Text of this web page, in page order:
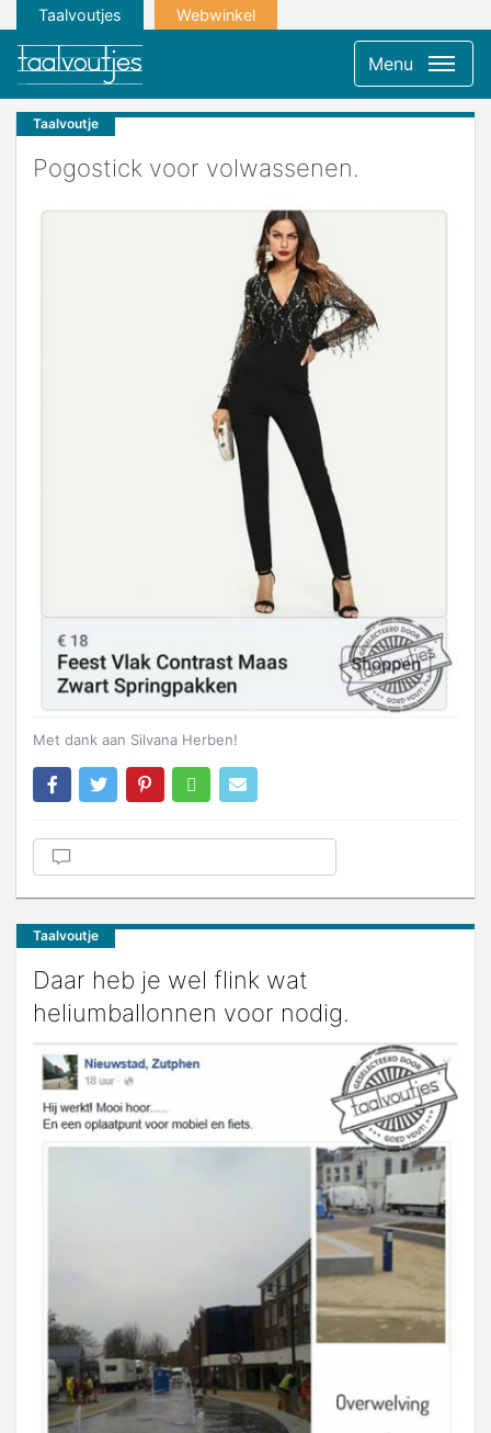
Taalvoutjes Webwinkel
Menu
Taalvoutje
Pogostick voor volwassenen.
Met dank aan Silvana Herben!
Taalvoutje
Daar heb je wel flink wat
heliumballonnen voor nodig.